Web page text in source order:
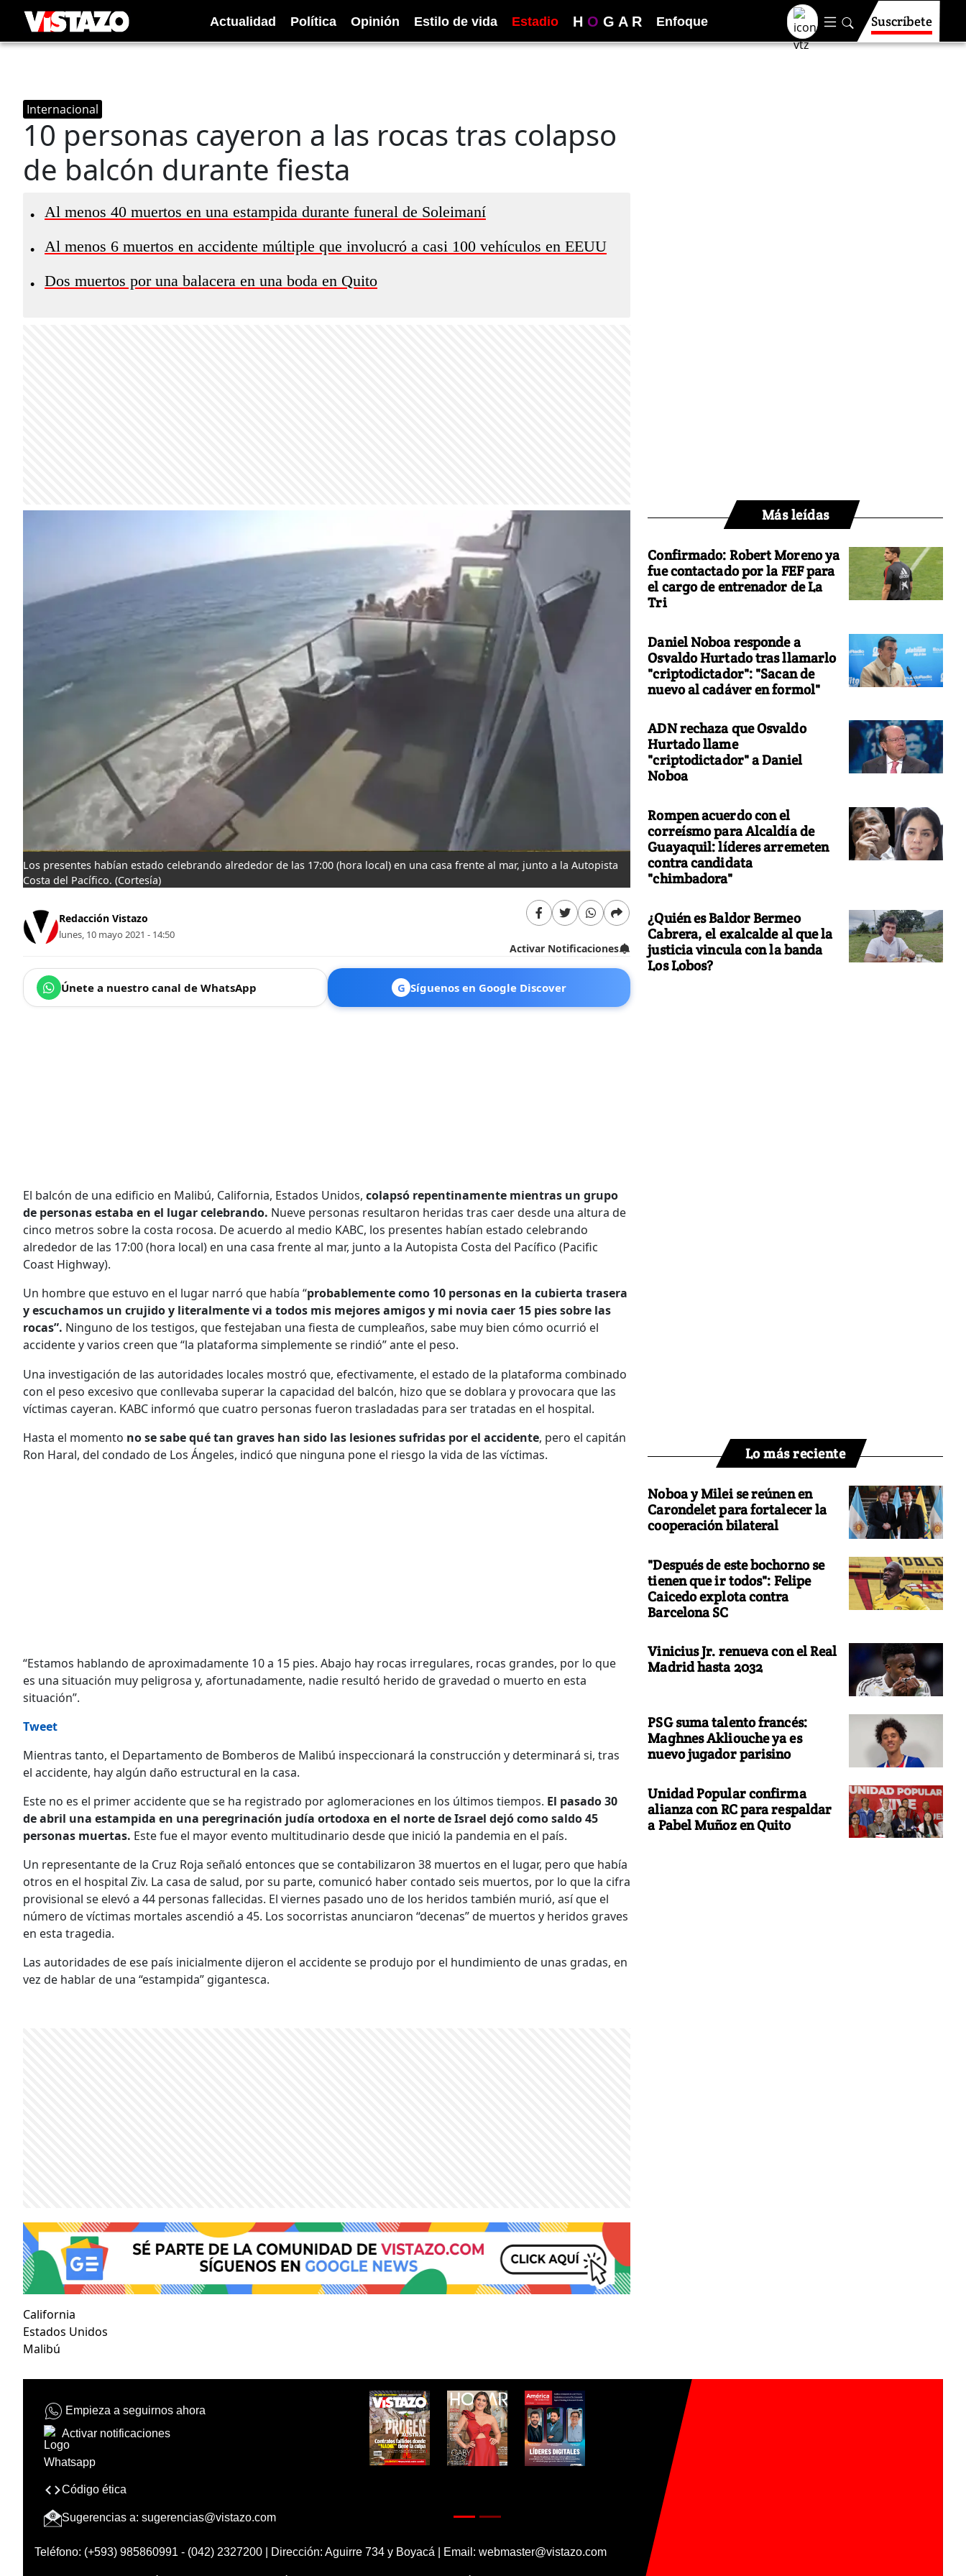
Actualidad Política Opinión Estilo de vida Estadio H O G A R Enfoque Suscríbete
Internacional
10 personas cayeron a las rocas tras colapso
de balcón durante fiesta
• Al menos 40 muertos en una estampida durante funeral de Soleimaní
• Al menos 6 muertos en accidente múltiple que involucró a casi 100 vehículos en EEUU
• Dos muertos por una balacera en una boda en Quito
Los presentes habían estado celebrando alrededor de las 17:00 (hora local) en una casa frente al mar, junto a la Autopista
Costa del Pacífico. (Cortesía)
Redacción Vistazo
lunes, 10 mayo 2021 - 14:50
Activar Notificaciones
Únete a nuestro canal de WhatsApp G Síguenos en Google Discover
El balcón de una edificio en Malibú, California, Estados Unidos, colapsó repentinamente mientras un grupo
de personas estaba en el lugar celebrando. Nueve personas resultaron heridas tras caer desde una altura de
cinco metros sobre la costa rocosa. De acuerdo al medio KABC, los presentes habían estado celebrando
alrededor de las 17:00 (hora local) en una casa frente al mar, junto a la Autopista Costa del Pacífico (Pacific
Coast Highway).
Un hombre que estuvo en el lugar narró que había “probablemente como 10 personas en la cubierta trasera
y escuchamos un crujido y literalmente vi a todos mis mejores amigos y mi novia caer 15 pies sobre las
rocas”. Ninguno de los testigos, que festejaban una fiesta de cumpleaños, sabe muy bien cómo ocurrió el
accidente y varios creen que “la plataforma simplemente se rindió” ante el peso.
Una investigación de las autoridades locales mostró que, efectivamente, el estado de la plataforma combinado
con el peso excesivo que conllevaba superar la capacidad del balcón, hizo que se doblara y provocara que las
víctimas cayeran. KABC informó que cuatro personas fueron trasladadas para ser tratadas en el hospital.
Hasta el momento no se sabe qué tan graves han sido las lesiones sufridas por el accidente, pero el capitán
Ron Haral, del condado de Los Ángeles, indicó que ninguna pone el riesgo la vida de las víctimas.
“Estamos hablando de aproximadamente 10 a 15 pies. Abajo hay rocas irregulares, rocas grandes, por lo que
es una situación muy peligrosa y, afortunadamente, nadie resultó herido de gravedad o muerto en esta
situación”.
Tweet
Mientras tanto, el Departamento de Bomberos de Malibú inspeccionará la construcción y determinará si, tras
el accidente, hay algún daño estructural en la casa.
Este no es el primer accidente que se ha registrado por aglomeraciones en los últimos tiempos. El pasado 30
de abril una estampida en una peregrinación judía ortodoxa en el norte de Israel dejó como saldo 45
personas muertas. Este fue el mayor evento multitudinario desde que inició la pandemia en el país.
Un representante de la Cruz Roja señaló entonces que se contabilizaron 38 muertos en el lugar, pero que había
otros en el hospital Ziv. La casa de salud, por su parte, comunicó haber contado seis muertos, por lo que la cifra
provisional se elevó a 44 personas fallecidas. El viernes pasado uno de los heridos también murió, así que el
número de víctimas mortales ascendió a 45. Los socorristas anunciaron “decenas” de muertos y heridos graves
en esta tragedia.
Las autoridades de ese país inicialmente dijeron el accidente se produjo por el hundimiento de unas gradas, en
vez de hablar de una “estampida” gigantesca.
California
Estados Unidos
Malibú
Más leídas
Confirmado: Robert Moreno ya
fue contactado por la FEF para
el cargo de entrenador de La
Tri
Daniel Noboa responde a
Osvaldo Hurtado tras llamarlo
"criptodictador": "Sacan de
nuevo al cadáver en formol"
ADN rechaza que Osvaldo
Hurtado llame
"criptodictador" a Daniel
Noboa
Rompen acuerdo con el
correísmo para Alcaldía de
Guayaquil: líderes arremeten
contra candidata
"chimbadora"
¿Quién es Baldor Bermeo
Cabrera, el exalcalde al que la
justicia vincula con la banda
Los Lobos?
Lo más reciente
Noboa y Milei se reúnen en
Carondelet para fortalecer la
cooperación bilateral
"Después de este bochorno se
tienen que ir todos": Felipe
Caicedo explota contra
Barcelona SC
Vinicius Jr. renueva con el Real
Madrid hasta 2032
PSG suma talento francés:
Maghnes Akliouche ya es
nuevo jugador parisino
Unidad Popular confirma
alianza con RC para respaldar
a Pabel Muñoz en Quito
Empieza a seguirnos ahora
Activar notificaciones
Código ética
Sugerencias a: sugerencias@vistazo.com
Teléfono: (+593) 985860991 - (042) 2327200 | Dirección: Aguirre 734 y Boyacá | Email: webmaster@vistazo.com